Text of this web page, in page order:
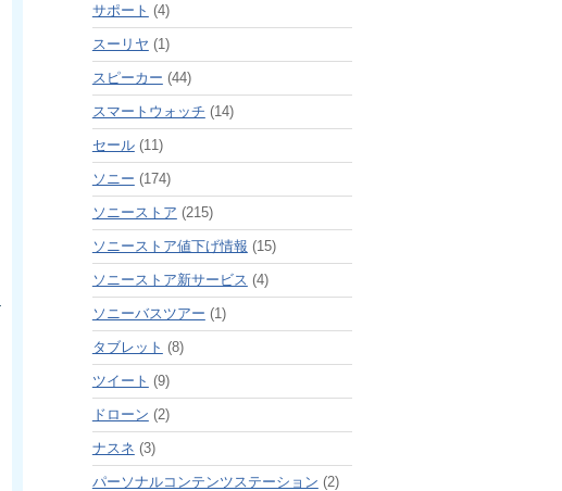
サポート (4)
スーリヤ (1)
スピーカー (44)
スマートウォッチ (14)
セール(11)
ソニー (174)
ソニーストア (215)
ソニーストア値下げ情報 (15)
ソニーストア新サービス (4)
ソニーバスツアー (1)
タブレット (8)
ツイート (9)
ドローン (2)
ナスネ (3)
パーソナルコンテンツステーション (2)